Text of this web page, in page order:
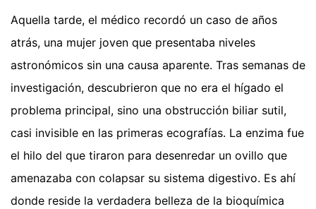
Aquella tarde, el médico recordó un caso de años
atrás, una mujer joven que presentaba niveles
astronómicos sin una causa aparente. Tras semanas de
investigación, descubrieron que no era el hígado el
problema principal, sino una obstrucción biliar sutil,
casi invisible en las primeras ecografías. La enzima fue
el hilo del que tiraron para desenredar un ovillo que
amenazaba con colapsar su sistema digestivo. Es ahí
donde reside la verdadera belleza de la bioquímica